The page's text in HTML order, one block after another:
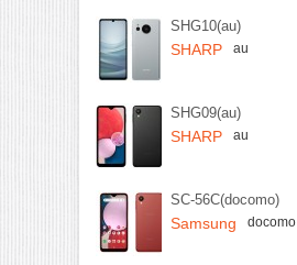
SHG10(au)
SHARP au
SHG09(au)
SHARP au
SC-56C(docomo)
Samsung docomo